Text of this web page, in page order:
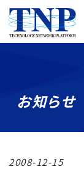
お知らせ
2008-12-15